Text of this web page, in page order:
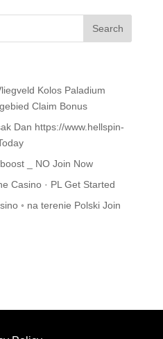
Kolos Paladium
Claim Bonus
Dan https://www.hellspin-
_ NO Join Now
Casino · PL Get Started
◦ na terenie Polski Join